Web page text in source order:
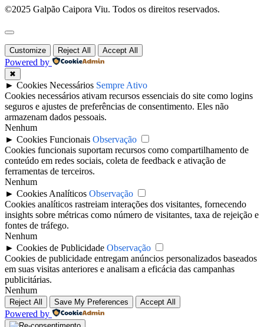
©2025 Galpão Caipora Viu. Todos os direitos reservados.
Customize Reject All Accept All
Powered by
✖
► Cookies Necessários Sempre Ativo
Cookies necessários ativam recursos essenciais do site como logins
seguros e ajustes de preferências de consentimento. Eles não
armazenam dados pessoais.
Nenhum
► Cookies Funcionais Observação
Cookies funcionais suportam recursos como compartilhamento de
conteúdo em redes sociais, coleta de feedback e ativação de
ferramentas de terceiros.
Nenhum
► Cookies Analíticos Observação
Cookies analíticos rastreiam interações dos visitantes, fornecendo
insights sobre métricas como número de visitantes, taxa de rejeição e
fontes de tráfego.
Nenhum
► Cookies de Publicidade Observação
Cookies de publicidade entregam anúncios personalizados baseados
em suas visitas anteriores e analisam a eficácia das campanhas
publicitárias.
Nenhum
Reject All Save My Preferences Accept All
Powered by